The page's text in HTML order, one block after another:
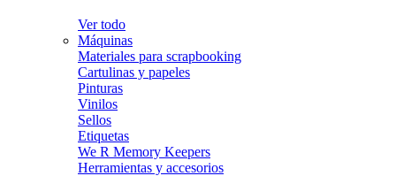
Ver todo
Máquinas
Materiales para scrapbooking
Cartulinas y papeles
Pinturas
Vinilos
Sellos
Etiquetas
We R Memory Keepers
Herramientas y accesorios